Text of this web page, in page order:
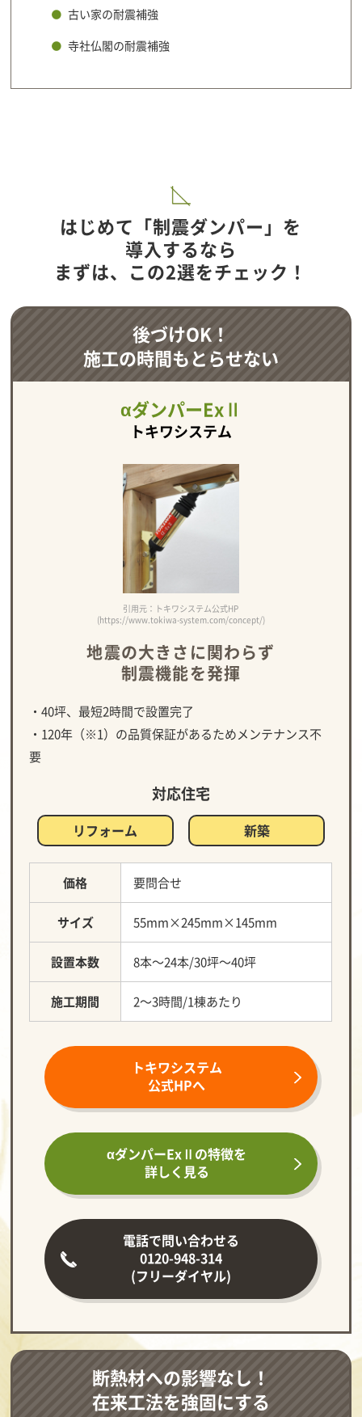
古い家の耐震補強
寺社仏閣の耐震補強
はじめて「制震ダンパー」を
導入するなら
まずは、この2選をチェック！
後づけOK！
施工の時間もとらせない
αダンパーExⅡ
トキワシステム
引用元：トキワシステム公式HP
(https://www.tokiwa-system.com/concept/)
地震の大きさに関わらず
制震機能を発揮
・40坪、最短2時間で設置完了
・120年（※1）の品質保証があるためメンテナンス不
要
対応住宅
リフォーム 新築
価格 要問合せ
サイズ 55mm×245mm×145mm
設置本数 8本～24本/30坪～40坪
施工期間 2～3時間/1棟あたり
トキワシステム
公式HPへ
αダンパーExⅡの特徴を
詳しく見る
電話で問い合わせる
0120-948-314
(フリーダイヤル)
断熱材への影響なし！
在来工法を強固にする